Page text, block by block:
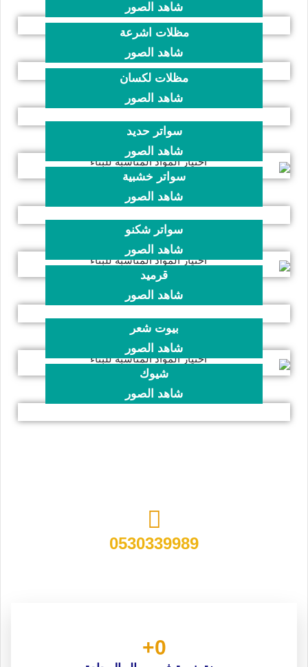
شاهد الصور
مظلات اشرعة
شاهد الصور
مظلات لكسان
شاهد الصور
سواتر حديد
شاهد الصور
سواتر خشبية
شاهد الصور
سواتر شكنو
شاهد الصور
قرميد
شاهد الصور
بيوت شعر
شاهد الصور
شيوك
شاهد الصور
0530339989
0
+